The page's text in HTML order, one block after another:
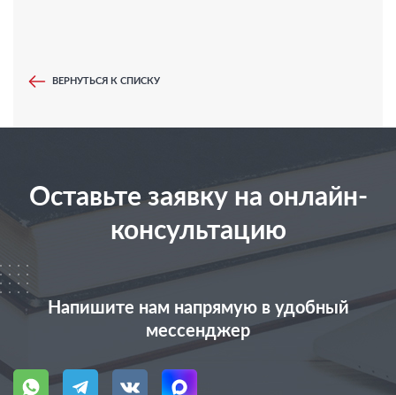
ВЕРНУТЬСЯ К СПИСКУ
Оставьте заявку на онлайн-
консультацию
Напишите нам напрямую в удобный
мессенджер